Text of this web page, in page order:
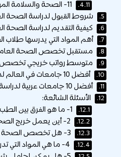
4.11.
5. شروط القبول لدراسة الصحة
6. كيفية التقديم لدراسة الصحة
7. أهم المواد التي يدرسها طلاب
8. مستقبل تخصص الصحة
9. متوسط رواتب خريجي تخصص
10. أفضل 10 جامعات في العالم لدراسة تخصص الصحة العامة:
11. أفضل 10 جامعات عربية لدراسة تخصص الصحة العامة:
12. الأسئلة الشائعة:
12.1.
12.2.
12.3.
12.4.